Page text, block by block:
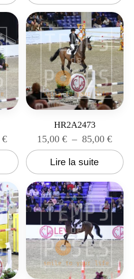
€
HR2A2473
15,00€ – 85,00€
Lire la suite